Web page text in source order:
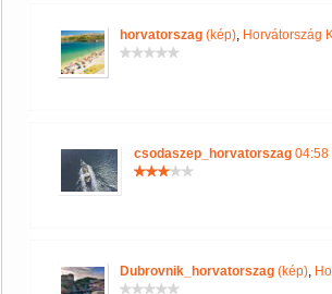
horvatorszag (kép), Horvátország
csodaszep_horvatorszag 04:58
Dubrovnik_horvatorszag (kép),